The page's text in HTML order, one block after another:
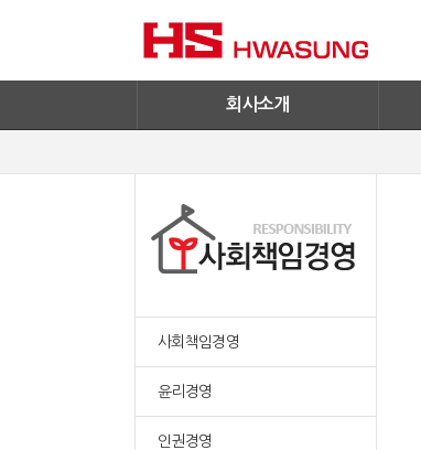
회사소개
기업IR
사회책임경영
윤리경영
인권경영